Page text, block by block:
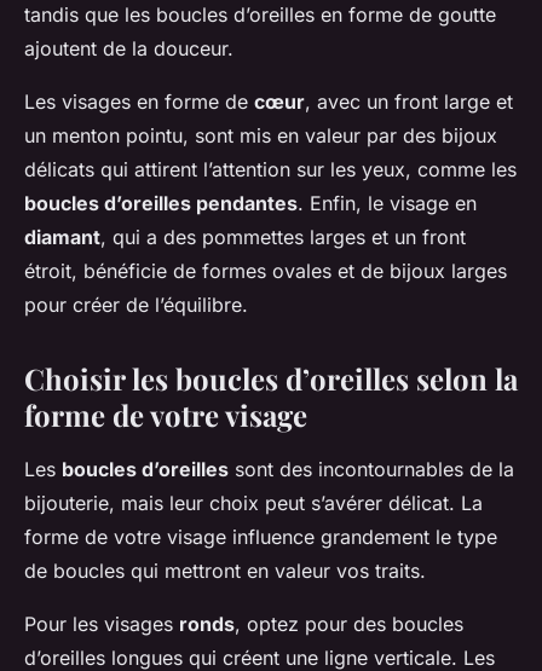
tandis que les boucles d’oreilles en forme de goutte
ajoutent de la douceur.
Les visages en forme de cœur, avec un front large et
un menton pointu, sont mis en valeur par des bijoux
délicats qui attirent l’attention sur les yeux, comme les
boucles d’oreilles pendantes. Enfin, le visage en
diamant, qui a des pommettes larges et un front
étroit, bénéficie de formes ovales et de bijoux larges
pour créer de l’équilibre.
Choisir les boucles d’oreilles selon la
forme de votre visage
Les boucles d’oreilles sont des incontournables de la
bijouterie, mais leur choix peut s’avérer délicat. La
forme de votre visage influence grandement le type
de boucles qui mettront en valeur vos traits.
Pour les visages ronds, optez pour des boucles
d’oreilles longues qui créent une ligne verticale. Les